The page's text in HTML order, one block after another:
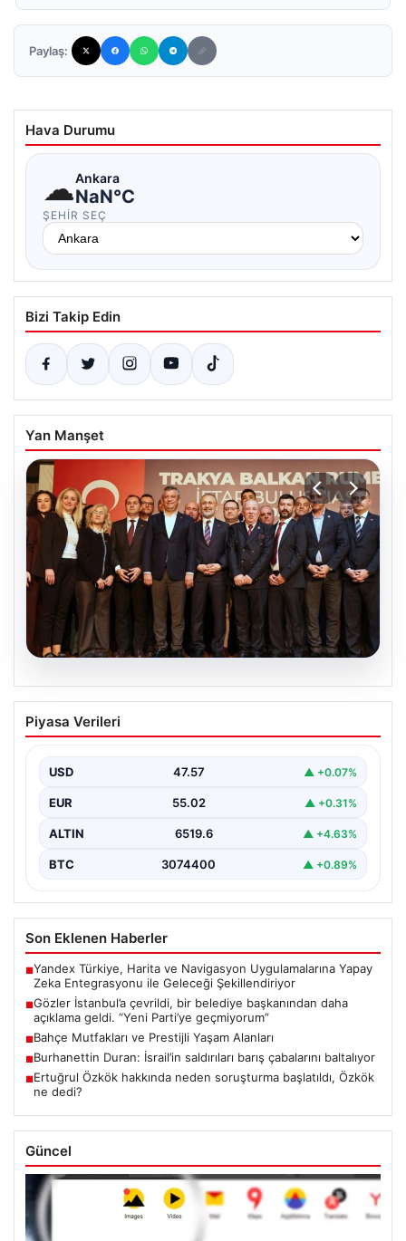
Paylaş:
Hava Durumu
☁Ankara
NaN°C
ŞEHIR SEÇ
Bizi Takip Edin
Yan Manşet
05.08.2026
Gözler İstanbul’a çevrildi, bir belediye
başkanından daha açıklama geldi. “Yeni
{"title": "İstanbul ve Türkiye'nin Siyasi Hareketliliği:
"content": "İstanbul'da…
Piyasa Verileri
USD 47.57 ▲ +0.07%
EUR 55.02 ▲ +0.31%
ALTIN 6519.6 ▲ +4.63%
BTC 3074400 ▲ +0.89%
Son Eklenen Haberler
■Yandex Türkiye, Harita ve Navigasyon Uygulamalarına Yapay
Zeka Entegrasyonu ile Geleceği Şekillendiriyor
■Gözler İstanbul’a çevrildi, bir belediye başkanından daha
açıklama geldi. “Yeni Parti’ye geçmiyorum”
■Bahçe Mutfakları ve Prestijli Yaşam Alanları
■Burhanettin Duran: İsrail’in saldırıları barış çabalarını baltalıyor
■Ertuğrul Özkök hakkında neden soruşturma başlatıldı, Özkök
ne dedi?
Güncel